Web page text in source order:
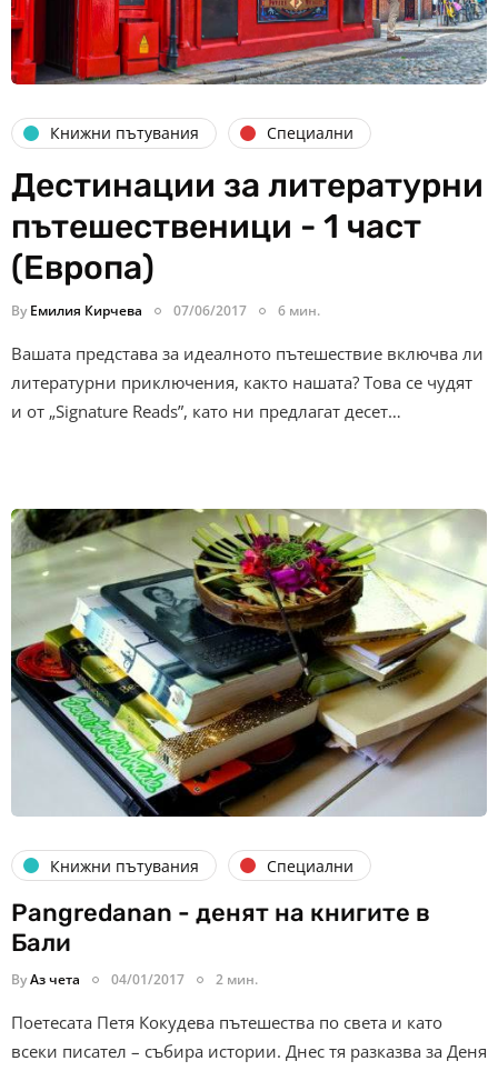
Книжни пътувания Специални
Дестинации за литературни
пътешественици - 1 част
(Европа)
By Емилия Кирчева 07/06/2017 6 мин.
Вашата представа за идеалното пътешествие включва ли
литературни приключения, както нашата? Това се чудят
и от „Signature Reads”, като ни предлагат десет…
Книжни пътувания Специални
Pangredanan - денят на книгите в
Бали
ByАз чета 04/01/2017 2 мин.
Поетесата Петя Кокудева пътешества по света и като
всеки писател – събира истории. Днес тя разказва за Деня